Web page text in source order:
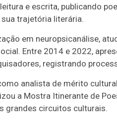
e escrita, publicando
trajetória literária.
em neuropsicanálise,
Entre 2014 e 2022,
registrando
analista de mérito
a Mostra Itinerante de
grandes circuitos culturais.